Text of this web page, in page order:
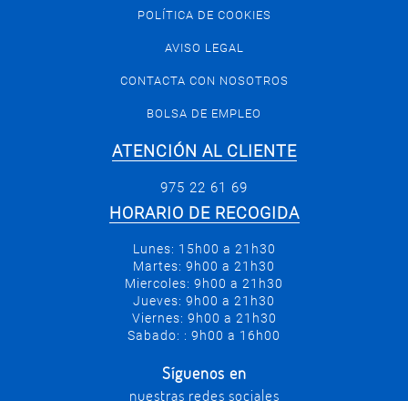
POLÍTICA DE COOKIES
AVISO LEGAL
CONTACTA CON NOSOTROS
BOLSA DE EMPLEO
ATENCIÓN AL CLIENTE
975 22 61 69
HORARIO DE RECOGIDA
Lunes: 15h00 a 21h30
Martes: 9h00 a 21h30
Miercoles: 9h00 a 21h30
Jueves: 9h00 a 21h30
Viernes: 9h00 a 21h30
Sabado: : 9h00 a 16h00
Síguenos en
nuestras redes sociales